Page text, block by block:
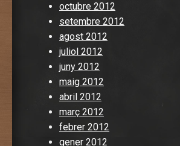
octubre 2012
setembre 2012
agost 2012
juliol 2012
juny 2012
maig 2012
abril 2012
març 2012
febrer 2012
gener 2012